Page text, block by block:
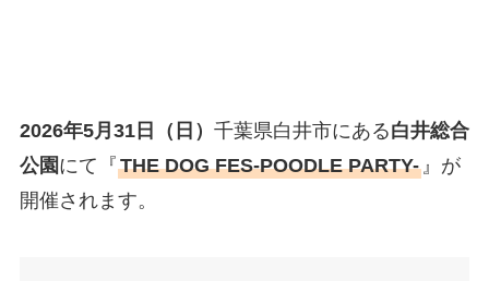
2026年5月31日（日） 千葉県白井市にある白井総合
公園にて『THE DOG FES-POODLE PARTY-』が
開催されます。